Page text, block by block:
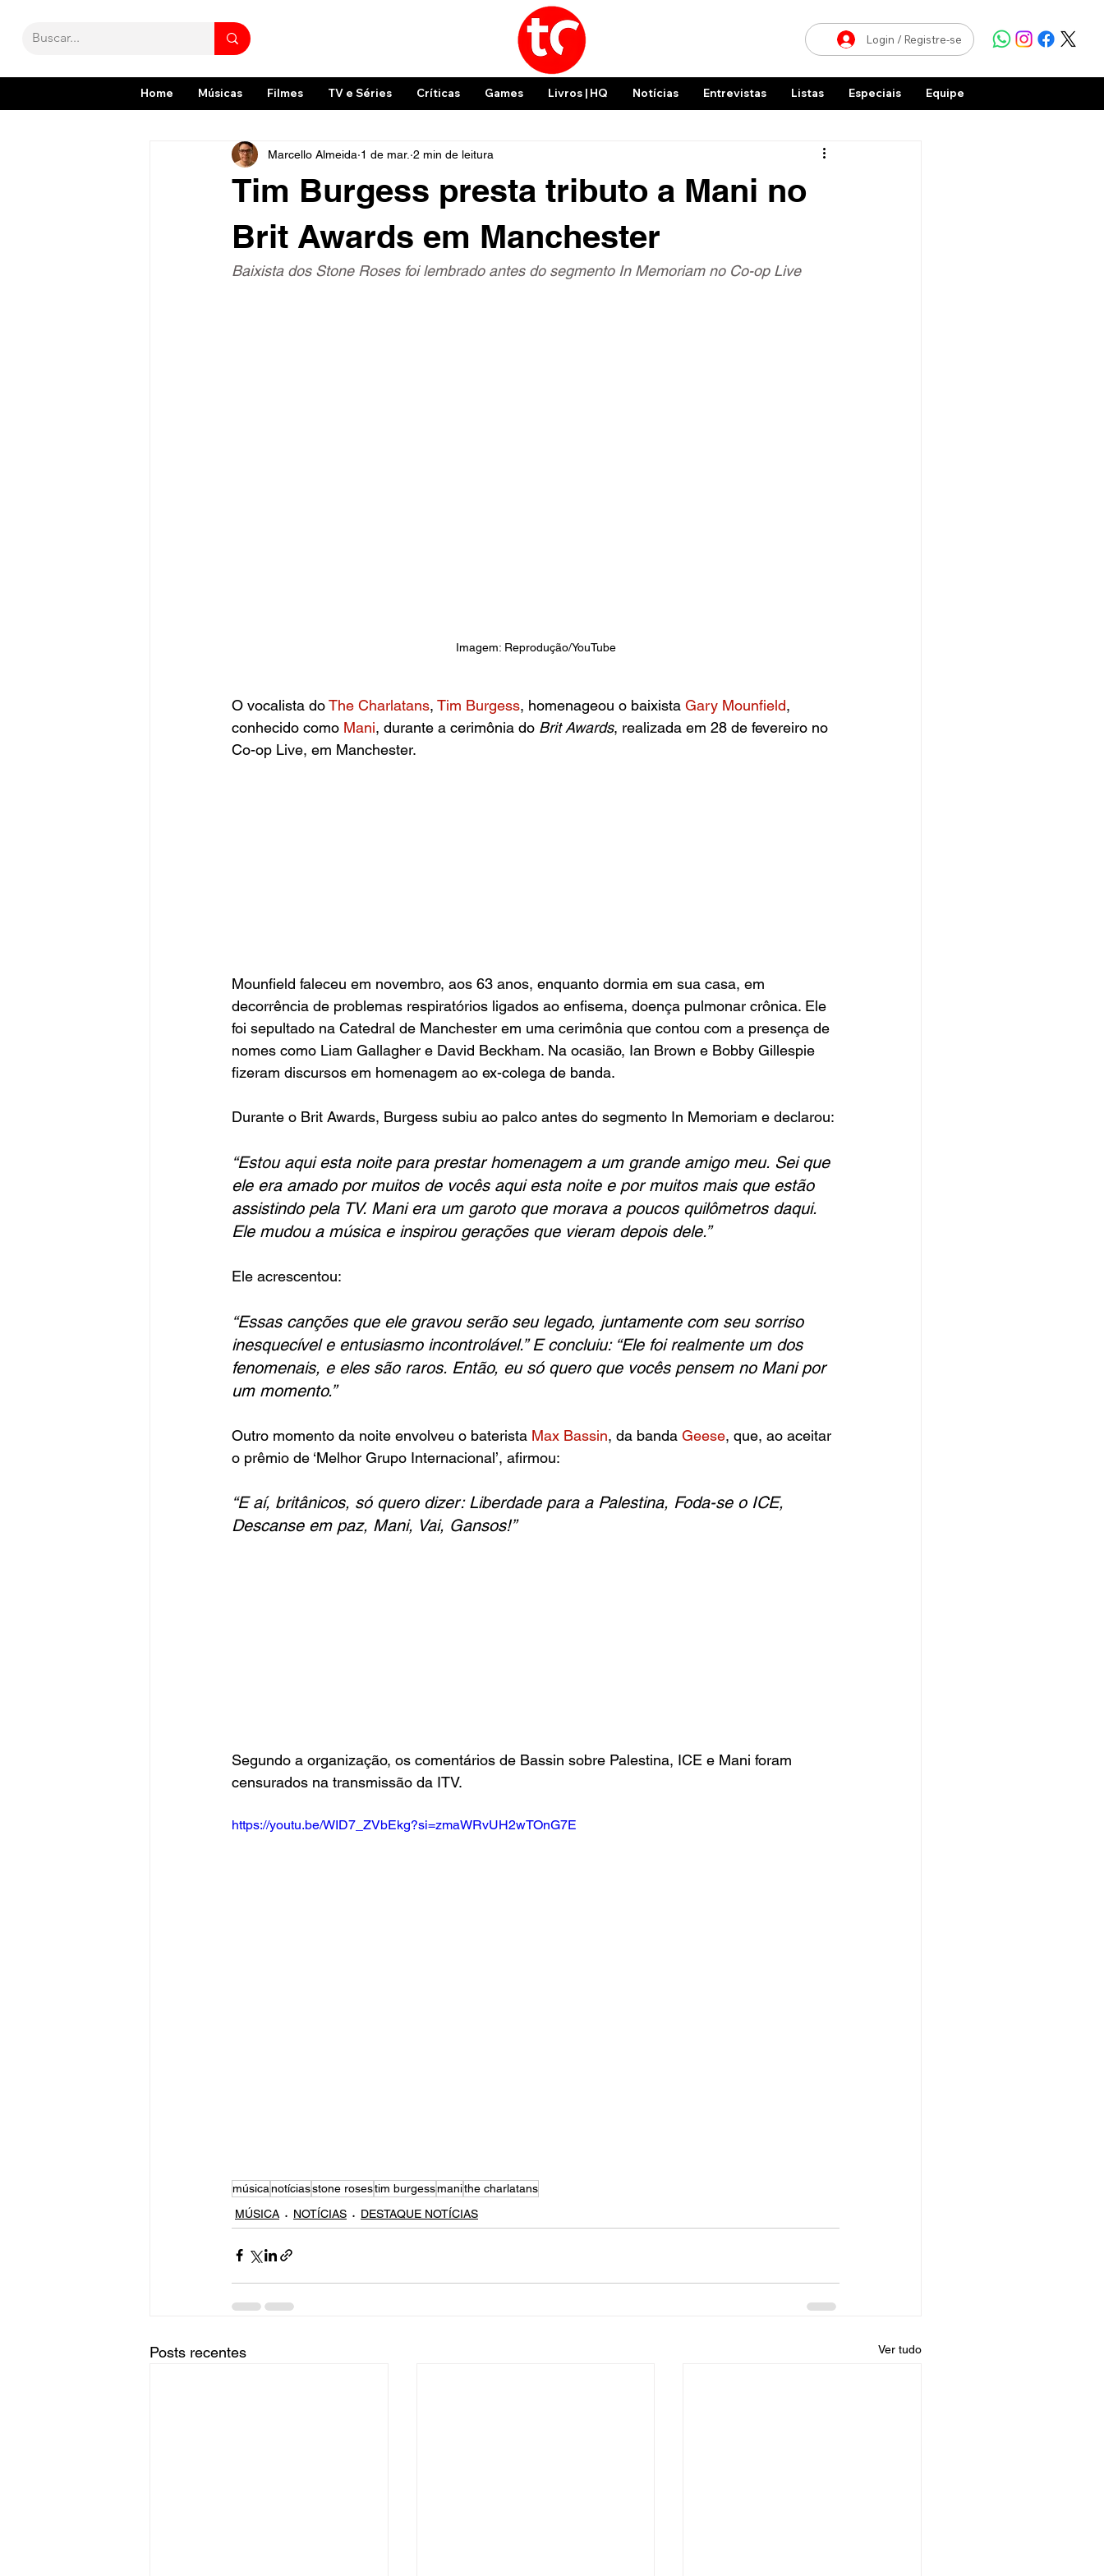
Login / Registre-se
Home Músicas Filmes TV e Séries Críticas Games Livros | HQ Notícias Entrevistas Listas Especiais Equipe
Tim Burgess presta tributo a Mani no
Brit Awards em Manchester
Marcello Almeida 1 de mar. 2 min de leitura
Baixista dos Stone Roses foi lembrado antes do segmento In Memoriam no Co-op Live
Imagem: Reprodução/YouTube
O vocalista do The Charlatans, Tim Burgess, homenageou o baixista Gary Mounfield,
conhecido como Mani, durante a cerimônia do Brit Awards, realizada em 28 de fevereiro no
Co-op Live, em Manchester.
Mounfield faleceu em novembro, aos 63 anos, enquanto dormia em sua casa, em
decorrência de problemas respiratórios ligados ao enfisema, doença pulmonar crônica. Ele
foi sepultado na Catedral de Manchester em uma cerimônia que contou com a presença de
nomes como Liam Gallagher e David Beckham. Na ocasião, Ian Brown e Bobby Gillespie
fizeram discursos em homenagem ao ex-colega de banda.
Durante o Brit Awards, Burgess subiu ao palco antes do segmento In Memoriam e declarou:
“Estou aqui esta noite para prestar homenagem a um grande amigo meu. Sei que
ele era amado por muitos de vocês aqui esta noite e por muitos mais que estão
assistindo pela TV. Mani era um garoto que morava a poucos quilômetros daqui.
Ele mudou a música e inspirou gerações que vieram depois dele.”
Ele acrescentou:
“Essas canções que ele gravou serão seu legado, juntamente com seu sorriso
inesquecível e entusiasmo incontrolável.” E concluiu: “Ele foi realmente um dos
fenomenais, e eles são raros. Então, eu só quero que vocês pensem no Mani por
um momento.”
Outro momento da noite envolveu o baterista Max Bassin, da banda Geese, que, ao aceitar
o prêmio de ‘Melhor Grupo Internacional’, afirmou:
“E aí, britânicos, só quero dizer: Liberdade para a Palestina, Foda-se o ICE,
Descanse em paz, Mani, Vai, Gansos!”
Segundo a organização, os comentários de Bassin sobre Palestina, ICE e Mani foram
censurados na transmissão da ITV.
https://youtu.be/WID7_ZVbEkg?si=zmaWRvUH2wTOnG7E
músicanotíciasstone rosestim burgessmanithe charlatans
MÚSICA
NOTÍCIAS DESTAQUE NOTÍCIAS
Posts recentes Ver tudo